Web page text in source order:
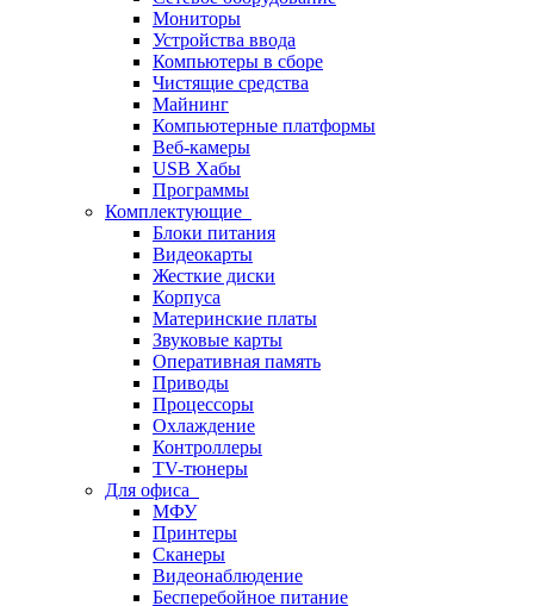
Мониторы
Устройства ввода
Компьютеры в сборе
Чистящие средства
Майнинг
Компьютерные платформы
Веб-камеры
USB Хабы
Программы
Комплектующие
Блоки питания
Видеокарты
Жесткие диски
Корпуса
Материнские платы
Звуковые карты
Оперативная память
Приводы
Процессоры
Охлаждение
Контроллеры
TV-тюнеры
Для офиса
МФУ
Принтеры
Сканеры
Видеонаблюдение
Бесперебойное питание